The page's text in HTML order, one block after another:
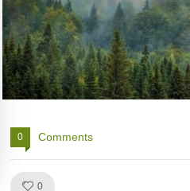
0 Comments
0